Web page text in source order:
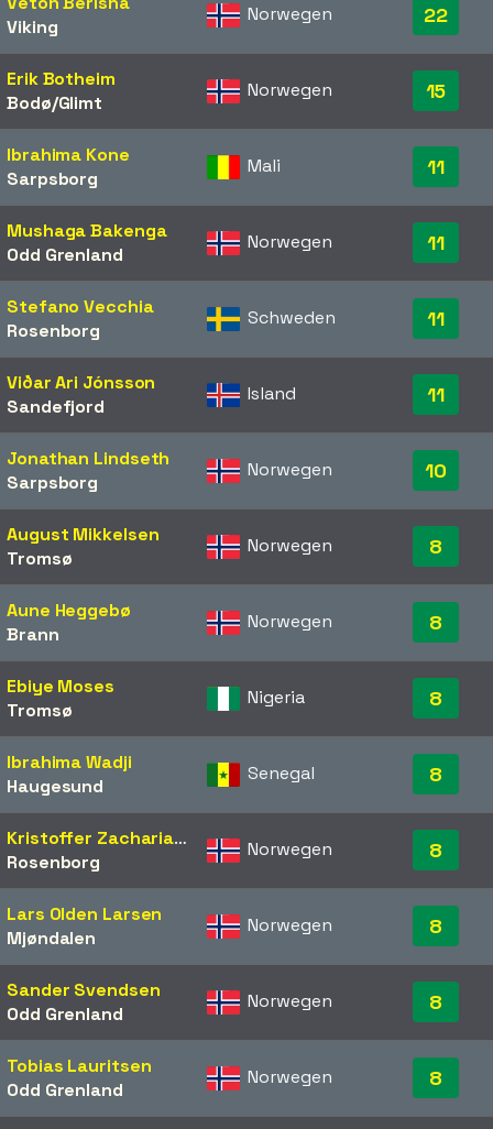
Viking
Norwegen 22
Erik Botheim
Bodø/Glimt
Norwegen 15
Ibrahima Kone
Sarpsborg
Mali 11
Mushaga Bakenga
Odd Grenland
Norwegen 11
Stefano Vecchia
Rosenborg
Schweden 11
Viðar Ari Jónsson
Sandefjord
Island 11
Jonathan Lindseth
Sarpsborg
Norwegen 10
August Mikkelsen
Tromsø
Norwegen 8
Aune Heggebø
Brann
Norwegen 8
Ebiye Moses
Tromsø
Nigeria 8
Ibrahima Wadji
Haugesund
Senegal 8
Kristoffer Zachariassen
Rosenborg
Norwegen 8
Lars Olden Larsen
Mjøndalen
Norwegen 8
Sander Svendsen
Odd Grenland
Norwegen 8
Tobias Lauritsen
Odd Grenland
Norwegen 8